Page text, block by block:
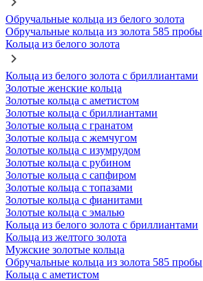
Обручальные кольца из белого золота
Обручальные кольца из золота 585 пробы
Кольца из белого золота
Кольца из белого золота с бриллиантами
Золотые женские кольца
Золотые кольца с аметистом
Золотые кольца с бриллиантами
Золотые кольца с гранатом
Золотые кольца с жемчугом
Золотые кольца с изумрудом
Золотые кольца с рубином
Золотые кольца с сапфиром
Золотые кольца с топазами
Золотые кольца с фианитами
Золотые кольца с эмалью
Кольца из белого золота с бриллиантами
Кольца из желтого золота
Мужские золотые кольца
Обручальные кольца из золота 585 пробы
Кольца с аметистом